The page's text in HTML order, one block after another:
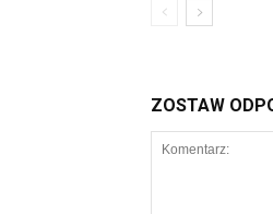
ZOSTAW